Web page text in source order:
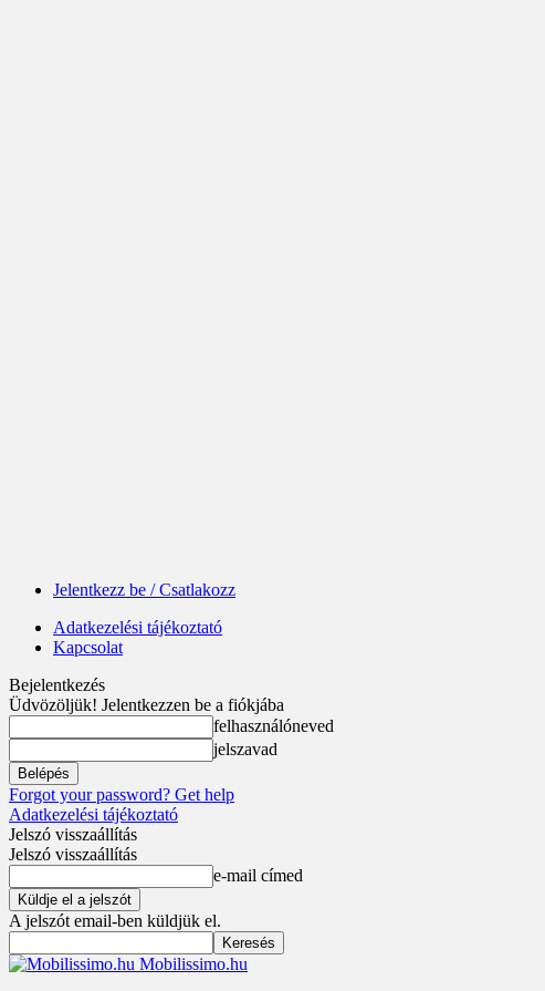
Jelentkezz be / Csatlakozz
Adatkezelési tájékoztató
Kapcsolat
Bejelentkezés
Üdvözöljük! Jelentkezzen be a fiókjába
felhasználóneved
jelszavad
Forgot your password? Get help
Adatkezelési tájékoztató
Jelszó visszaállítás
Jelszó visszaállítás
e-mail címed
A jelszót email-ben küldjük el.
Mobilissimo.hu